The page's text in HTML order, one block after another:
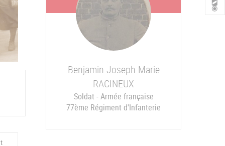
Benjamin Joseph Marie
RACINEUX
Soldat - Armée française
77ème Régiment d'Infanterie